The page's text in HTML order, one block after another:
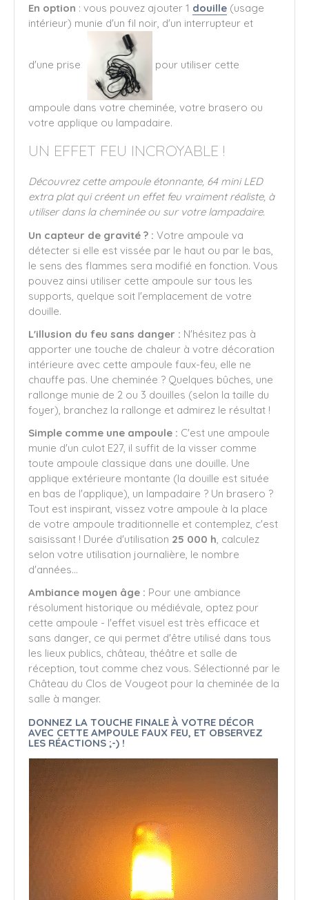
En option : vous pouvez ajouter 1 douille (usage
intérieur) munie d'un fil noir, d'un interrupteur et
d'une prise pour utiliser cette
ampoule dans votre cheminée, votre brasero ou
votre applique ou lampadaire.
UN EFFET FEU INCROYABLE !
Découvrez cette ampoule étonnante, 64 mini LED
extra plat qui créent un effet feu vraiment réaliste, à
utiliser dans la cheminée ou sur votre lampadaire.
Un capteur de gravité ? : Votre ampoule va
détecter si elle est vissée par le haut ou par le bas,
le sens des flammes sera modifié en fonction. Vous
pouvez ainsi utiliser cette ampoule sur tous les
supports, quelque soit l'emplacement de votre
douille.
L'illusion du feu sans danger : N'hésitez pas à
apporter une touche de chaleur à votre décoration
intérieure avec cette ampoule faux-feu, elle ne
chauffe pas. Une cheminée ? Quelques bûches, une
rallonge munie de 2 ou 3 douilles (selon la taille du
foyer), branchez la rallonge et admirez le résultat !
Simple comme une ampoule : C'est une ampoule
munie d'un culot E27, il suffit de la visser comme
toute ampoule classique dans une douille. Une
applique extérieure montante (la douille est située
en bas de l'applique), un lampadaire ? Un brasero ?
Tout est inspirant, vissez votre ampoule à la place
de votre ampoule traditionnelle et contemplez, c'est
saisissant ! Durée d'utilisation 25 000 h, calculez
selon votre utilisation journalière, le nombre
d'années...
Ambiance moyen âge : Pour une ambiance
résolument historique ou médiévale, optez pour
cette ampoule - l'effet visuel est très efficace et
sans danger, ce qui permet d'être utilisé dans tous
les lieux publics, château, théâtre et salle de
réception, tout comme chez vous. Sélectionné par le
Château du Clos de Vougeot pour la cheminée de la
salle à manger.
DONNEZ LA TOUCHE FINALE À VOTRE DÉCOR
AVEC CETTE AMPOULE FAUX FEU, ET OBSERVEZ
LES RÉACTIONS ;-) !